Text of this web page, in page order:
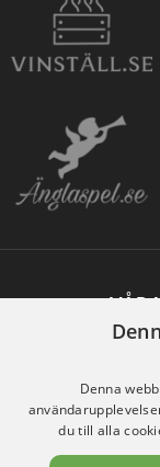
Denna
du till alla